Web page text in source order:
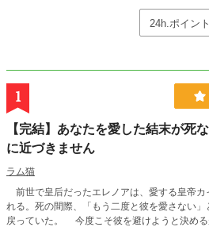
1
【完結】あなたを愛した結末が死
に近づきません
ラム猫
前世で皇后だったエレノアは、愛する皇帝カ
れる。死の間際、「もう二度と彼を愛さない
戻っていた。 今度こそ彼を避けようと決め